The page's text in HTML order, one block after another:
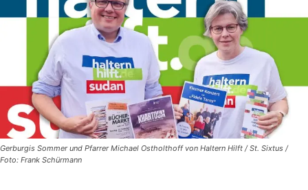
Gerburgis Sommer und Pfarrer Michael Ostholthoff von Haltern Hilft / St. Sixtus /
Foto: Frank Schürmann